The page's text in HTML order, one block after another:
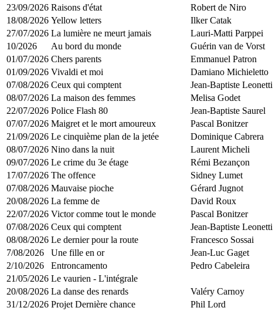
23/09/2026 Raisons d'état Robert de Niro
18/08/2026 Yellow letters Ilker Catak
27/07/2026 La lumière ne meurt jamais Lauri-Matti Parppei
10/2026
Au bord du monde Guérin van de Vorst
01/07/2026 Chers parents Emmanuel Patron
01/09/2026 Vivaldi et moi Damiano Michieletto
07/08/2026 Ceux qui comptent Jean-Baptiste Leonetti
08/07/2026 La maison des femmes Melisa Godet
22/07/2026 Police Flash 80 Jean-Baptiste Saurel
07/07/2026 Maigret et le mort amoureux Pascal Bonitzer
21/09/2026 Le cinquième plan de la jetée Dominique Cabrera
08/07/2026 Nino dans la nuit Laurent Micheli
09/07/2026 Le crime du 3e étage Rémi Bezançon
17/07/2026 The offence Sidney Lumet
07/08/2026 Mauvaise pioche Gérard Jugnot
20/08/2026 La femme de David Roux
22/07/2026 Victor comme tout le monde Pascal Bonitzer
07/08/2026 Ceux qui comptent Jean-Baptiste Leonetti
08/08/2026 Le dernier pour la route Francesco Sossai
7/08/2026
Une fille en or Jean-Luc Gaget
2/10/2026
Entroncamento Pedro Cabeleira
21/05/2026 Le vaurien - L'intégrale
20/08/2026 La danse des renards Valéry Carnoy
31/12/2026 Projet Dernière chance Phil Lord